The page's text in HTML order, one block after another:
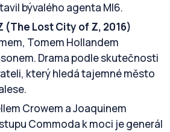
bývalého agenta MI6.
(The Lost City of Z, 2016)
Tomem Hollandem
Drama podle skutečnosti
který hledá tajemné město
Crowem a Joaquinem
Commoda k moci je generál